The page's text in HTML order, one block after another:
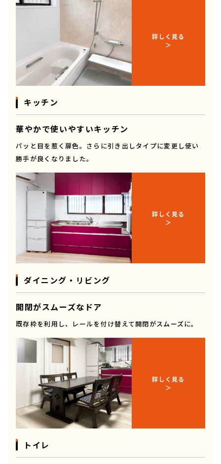
詳しく見る
キッチン
華やかで使いやすいキッチン
パッと目を惹く扉色。さらに引き出しタイプに変更し使い
勝手が良くなりました。
詳しく見る
ダイニング・リビング
開閉がスムーズなドア
既存枠を利用し、レールを付け替えて開閉がスムーズに。
詳しく見る
トイレ